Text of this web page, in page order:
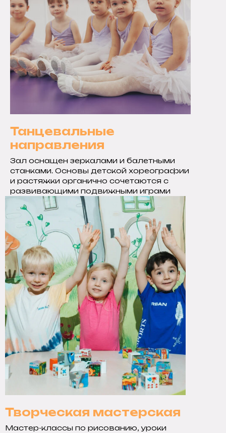
Танцевальные
направления
Зал оснащен зеркалами и балетными
станками. Основы детской хореографии
и растяжки органично сочетаются с
развивающими подвижными играми
Творческая мастерская
Мастер-классы по рисованию, уроки